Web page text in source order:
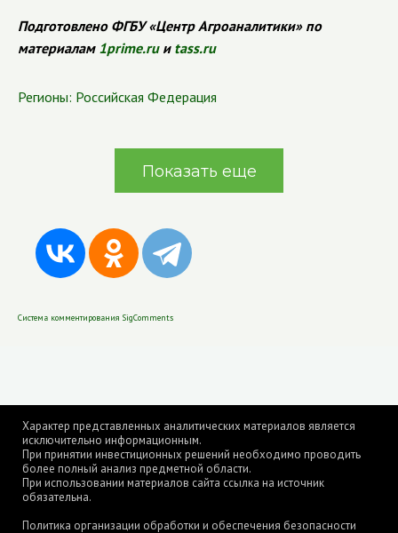
Подготовлено ФГБУ «Центр Агроаналитики» по
материалам 1prime.ruи tass.ru
Регионы: Российская Федерация
Показать еще
Система комментирования SigComments
Характер представленных аналитических материалов является
исключительно информационным.
При принятии инвестиционных решений необходимо проводить
более полный анализ предметной области.
При использовании материалов сайта ссылка на источник
обязательна.
Политика организации обработки и обеспечения безопасности